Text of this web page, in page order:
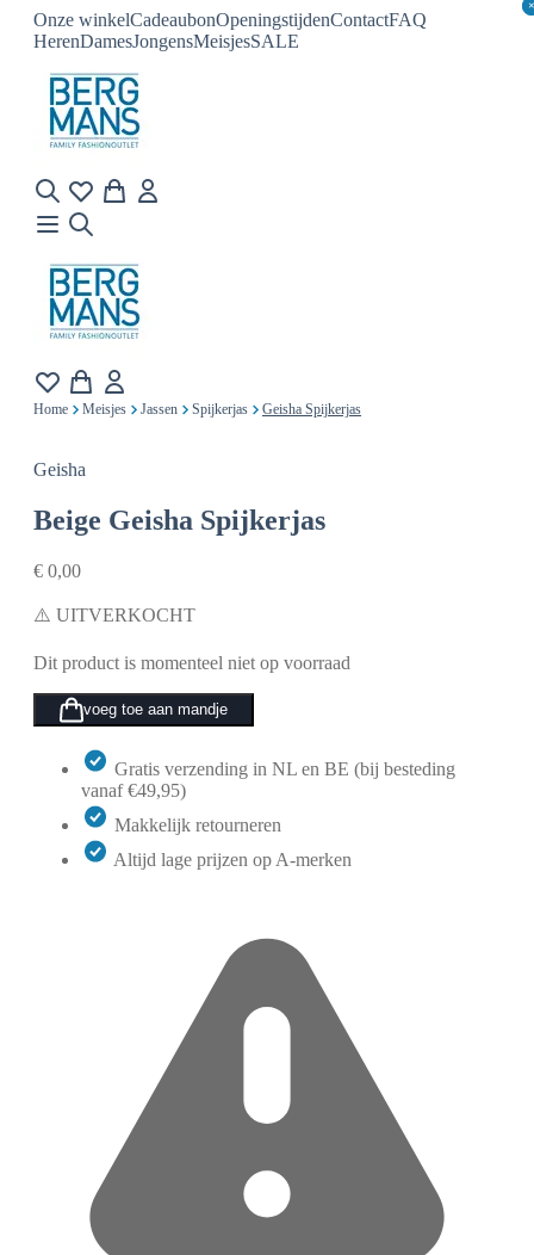
Onze winkelCadeaubonOpeningstijdenContactFAQ
HerenDamesJongensMeisjesSALE
×
×
Home Meisjes Jassen Spijkerjas Geisha Spijkerjas
Geisha
Beige Geisha Spijkerjas
€ 0,00
⚠️ UITVERKOCHT
Dit product is momenteel niet op voorraad
voeg toe aan mandje
Gratis verzending in NL en BE (bij besteding
vanaf €49,95)
Makkelijk retourneren
Altijd lage prijzen op A-merken